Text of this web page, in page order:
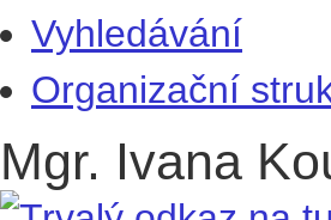
Vyhledávání
Organizační
Mgr. Ivana